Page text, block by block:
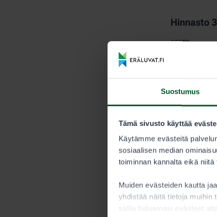
Suostumus
Tämä sivusto käyttää
Käytämme evästeitä
sosiaalisen median
toiminnan kannalta eikä
Muiden evästeiden kautta
yhdistää näitä tietoja muihin
sallia haluamasi evästeet
Hinnasto
KESTO
myytävien
saavutetaan.
Metsästäjän
Alle 15-